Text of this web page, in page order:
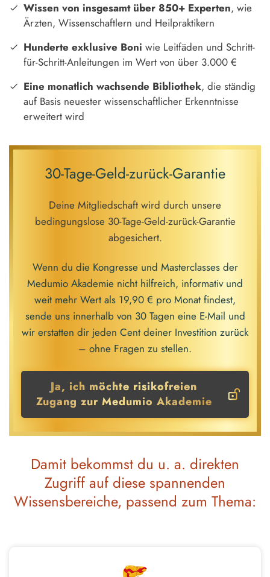
Wissen von insgesamt über 850+ Experten, wie
Ärzten, Wissenschaftlern und Heilpraktikern
Hunderte exklusive Boni wie Leitfäden und Schritt-
für-Schritt-Anleitungen im Wert von über 3.000 €
Eine monatlich wachsende Bibliothek, die ständig
auf Basis neuester wissenschaftlicher Erkenntnisse
erweitert wird
30-Tage-Geld-zurück-Garantie
Deine Mitgliedschaft wird durch unsere
bedingungslose 30-Tage-Geld-zurück-Garantie
abgesichert.
Wenn du die Kongresse und Masterclasses der
Medumio Akademie nicht hilfreich, informativ und
weit mehr Wert als 19,90 € pro Monat findest,
sende uns innerhalb von 30 Tagen eine E-Mail und
wir erstatten dir jeden Cent deiner Investition zurück
– ohne Fragen zu stellen.
Ja, ich möchte risikofreien
Zugang zur Medumio Akademie
Damit bekommst du u. a. direkten
Zugriff auf diese spannenden
Wissensbereiche, passend zum Thema: